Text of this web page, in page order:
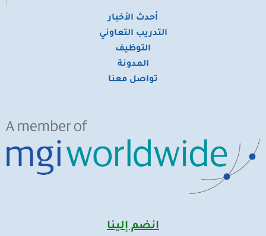
أحدث الأخبار
التدريب التعاوني
التوظيف
المدونة
تواصل معنا
انضم إلينا